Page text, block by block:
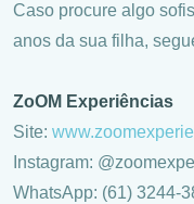
Caso procure algo
anos da sua filha,
ZoOM Experiências
Site:
Instagram:
WhatsApp: (61) 3244-